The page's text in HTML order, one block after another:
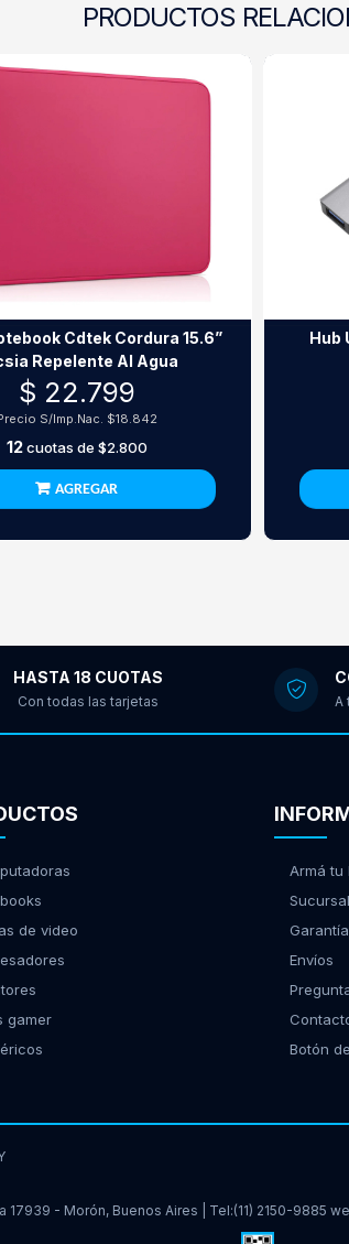
PRODUCTOS
Cdtek Cordura 15.6”
Repelente Al Agua
$ 22.799
S/Imp.Nac. $18.842
12cuotas de $2.800
AGREGAR
Hub
HASTA 18 CUOTAS
Con todas las tarjetas A
de video
gamer
Armá tu
Envíos
Botón
17939 - Morón, Buenos Aires | Tel:(11) 2150-9885